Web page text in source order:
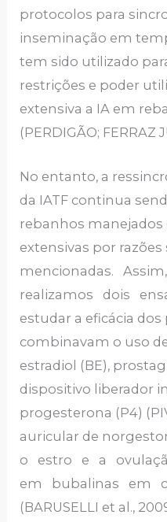
protocolos para
inseminação em
tem sido utilizado
restrições e poder
extensiva a IA em
(PERDIGÃO; FERRAZ
No entanto, a
da IATF continua
rebanhos manejados
extensivas por
mencionadas.
realizamos dois
estudar a eficácia
combinavam o uso
estradiol (BE),
dispositivo liberador
progesterona (P4)
auricular de
o estro e a
em bubalinas em
(BARUSELLI et al.,